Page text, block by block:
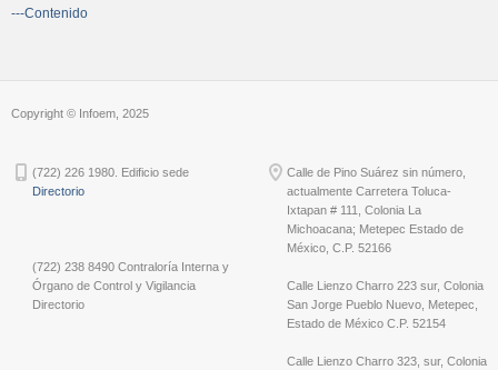
---Contenido
Copyright © Infoem, 2025
(722) 226 1980. Edificio sede
Directorio
(722) 238 8490 Contraloría Interna y
Órgano de Control y Vigilancia
Directorio
Calle de Pino Suárez sin número,
actualmente Carretera Toluca-
Ixtapan # 111, Colonia La
Michoacana; Metepec Estado de
México, C.P. 52166
Calle Lienzo Charro 223 sur, Colonia
San Jorge Pueblo Nuevo, Metepec,
Estado de México C.P. 52154
Calle Lienzo Charro 323, sur, Colonia